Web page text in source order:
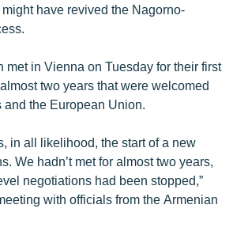
have revived the Nagorno-
met in Vienna on Tuesday for their first
two years that were welcomed
the European Union.
in all likelihood, the start of a new
We hadn’t met for almost two years,
negotiations had been stopped,”
with officials from the Armenian